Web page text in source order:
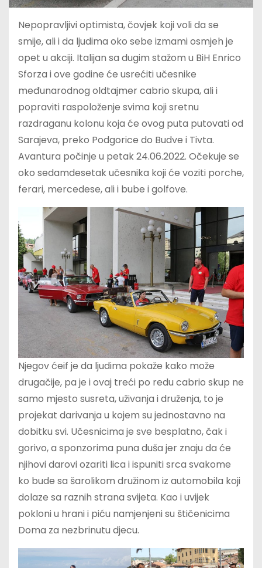
Nepopravljivi optimista, čovjek koji voli da se
smije, ali i da ljudima oko sebe izmami osmjeh je
opet u akciji. Italijan sa dugim stažom u BiH Enrico
Sforza i ove godine će usrećiti učesnike
međunarodnog oldtajmer cabrio skupa, ali i
popraviti raspoloženje svima koji sretnu
razdraganu kolonu koja će ovog puta putovati od
Sarajeva, preko Podgorice do Budve i Tivta.
Avantura počinje u petak 24.06.2022. Očekuje se
oko sedamdesetak učesnika koji će voziti porche,
ferari, mercedese, ali i bube i golfove.
Njegov ćeif je da ljudima pokaže kako može
drugačije, pa je i ovaj treći po redu cabrio skup ne
samo mjesto susreta, uživanja i druženja, to je
projekat darivanja u kojem su jednostavno na
dobitku svi. Učesnicima je sve besplatno, čak i
gorivo, a sponzorima puna duša jer znaju da će
njihovi darovi ozariti lica i ispuniti srca svakome
ko bude sa šarolikom družinom iz automobila koji
dolaze sa raznih strana svijeta. Kao i uvijek
pokloni u hrani i piću namjenjeni su štičenicima
Doma za nezbrinutu djecu.